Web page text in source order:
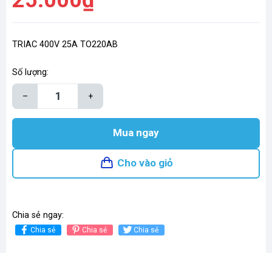
TRIAC 400V 25A TO220AB
Số lượng:
– +
Mua ngay
Cho vào giỏ
Chia sẻ ngay:
Chia sẻ Chia sẻ Chia sẻ